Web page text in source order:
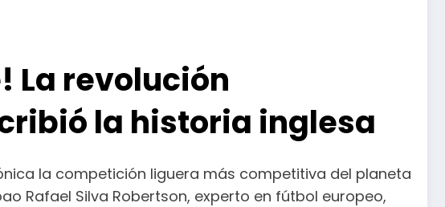
La revolución
la historia inglesa
la competición liguera más competitiva del planeta
Rafael Silva Robertson, experto en fútbol europeo,